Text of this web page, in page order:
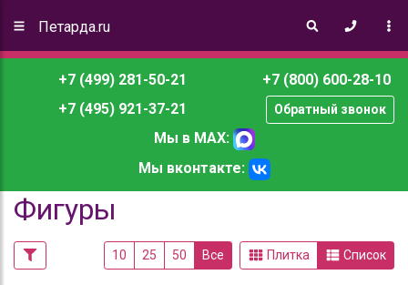
Петарда.ru
+7 (499) 281-50-21
+7 (495) 921-37-21
+7 (800) 600-28-10
Обратный звонок
Мы в MAX:
Мы вконтакте:
Фигуры
10 25 50 Все Плитка Список